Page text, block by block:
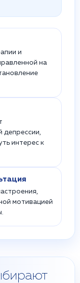
и
на
депрессии,
интерес к
мотивацией